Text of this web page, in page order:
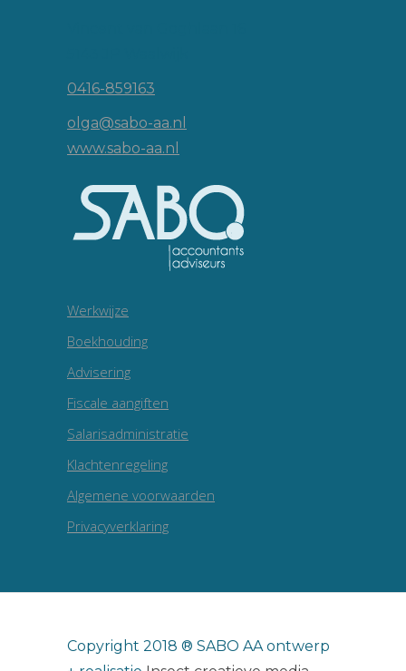
0416-859163
olga@sabo-aa.nl
www.sabo-aa.nl
Werkwijze
Boekhouding
Advisering
Fiscale aangiften
Salarisadministratie
Klachtenregeling
Algemene voorwaarden
Privacyverklaring
Copyright 2018 ® SABO AA ontwerp